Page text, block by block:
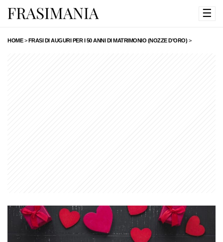
☰
HOME>FRASI DI AUGURI PER I 50 ANNI DI MATRIMONIO (NOZZE D’ORO) >